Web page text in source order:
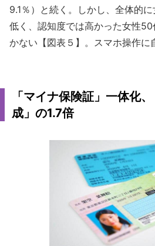
9.1％）と続く。しかし、全体的
低く、認知度では高かった女性
かない【図表５】。スマホ操作に
「マイナ保険証」一体化
成」の1.7倍